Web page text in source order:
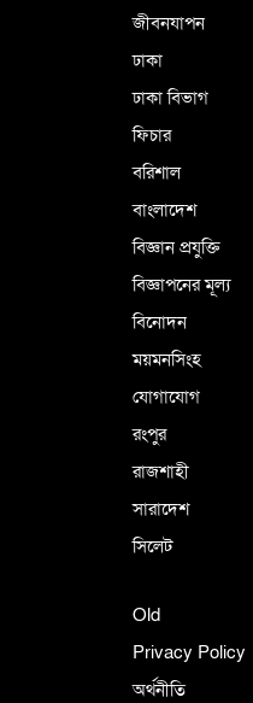
জীবনযাপন
ঢাকা
ঢাকা বিভাগ
ফিচার
বরিশাল
বাংলাদেশ
বিজ্ঞান প্রযুক্তি
বিজ্ঞাপনের মূল্য
বিনোদন
ময়মনসিংহ
যোগাযোগ
রংপুর
রাজশাহী
সারাদেশ
সিলেট
Old
Privacy Policy
অর্থনীতি